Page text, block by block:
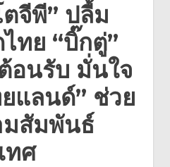
จีพี” ปลื้ม
ทย “บิ๊กตู่”
อนรับ มั่นใจ
แลนด์” ช่วย
มสัมพันธ์
ทศ